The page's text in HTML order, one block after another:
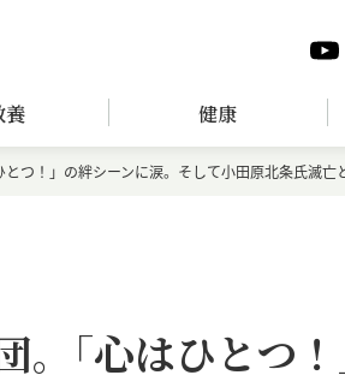
養 健康
つ！」の絆シーンに涙。そして小田原北条氏滅
｡「心はひとつ